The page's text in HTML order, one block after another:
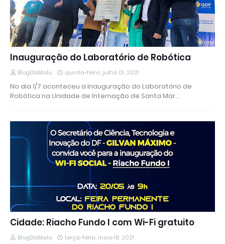
Inauguração do Laboratório de Robótica
BlogDaMalu quinta-feira, julho 01, 2021
No dia 1/7 aconteceu a Inauguração do Laboratório de
Robótica na Unidade de Internação de Santa Mar…
Cidade: Riacho Fundo I com Wi-Fi gratuito
BlogDaMalu terça-feira, maio 18, 2021